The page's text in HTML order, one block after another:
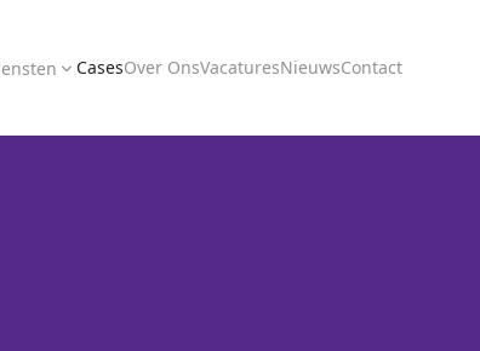
CasesOver OnsVacaturesNieuwsContact